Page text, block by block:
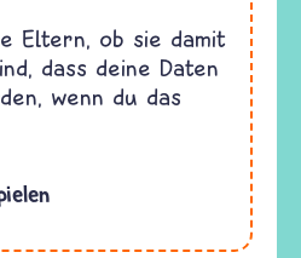
Eltern, ob sie damit
dass deine Daten
wenn du das